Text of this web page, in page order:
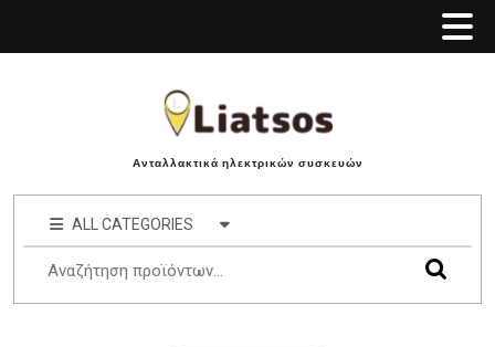
Ανταλλακτικά ηλεκτρικών συσκευών
ALL CATEGORIES